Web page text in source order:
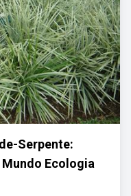
Serpente:
Ecologia